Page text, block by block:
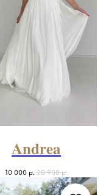
Andrea
10 000 р. 28 900 р.